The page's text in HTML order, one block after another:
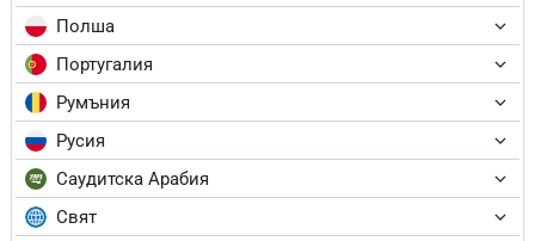
Полша
Португалия
Румъния
Русия
Саудитска Арабия
Свят